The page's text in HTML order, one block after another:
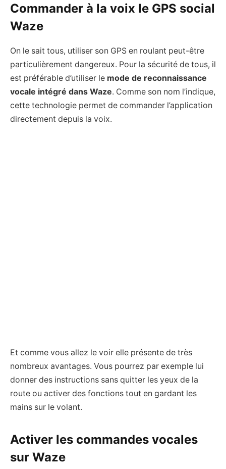
Commander à la voix le GPS social
Waze
On le sait tous, utiliser son GPS en roulant peut-être
particulièrement dangereux. Pour la sécurité de tous, il
est préférable d’utiliser le mode de reconnaissance
vocale intégré dans Waze. Comme son nom l’indique,
cette technologie permet de commander l’application
directement depuis la voix.
Et comme vous allez le voir elle présente de très
nombreux avantages. Vous pourrez par exemple lui
donner des instructions sans quitter les yeux de la
route ou activer des fonctions tout en gardant les
mains sur le volant.
Activer les commandes vocales
sur Waze